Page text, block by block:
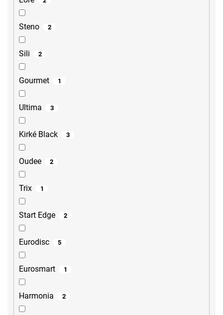
Steno 2
Sili 2
Gourmet 1
Ultima 3
Kirké Black 3
Oudee 2
Trix 1
Start Edge 2
Eurodisc 5
Eurosmart 1
Harmonia 2